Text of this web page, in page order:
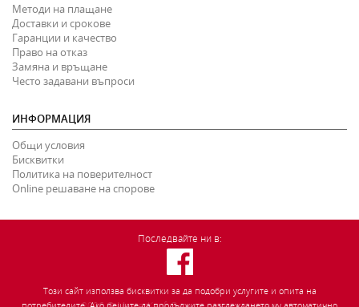
Този сайт използва бисквитки за да подобри услугите и опита на
Методи на плащане
Доставки и срокове
Гаранции и качество
Право на отказ
Замяна и връщане
Често задавани въпроси
ИНФОРМАЦИЯ
Общи условия
Бисквитки
Политика на поверителност
Online решаване на спорове
Последвайте ни в: